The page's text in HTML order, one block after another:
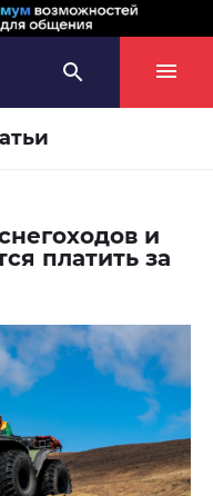
и
платить за